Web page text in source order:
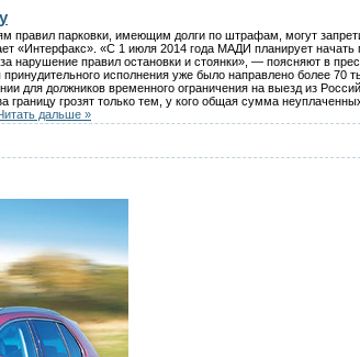
правил парковки, имеющим долги по штрафам, могут
«Интерфакс». «С 1 июля 2014 года МАДИ планирует начать
нарушение правил остановки и стоянки», — поясняют в
исполнения уже было направлено более 70
для должников временного ограничения на выезд из
грозят только тем, у кого общая сумма
дальше »